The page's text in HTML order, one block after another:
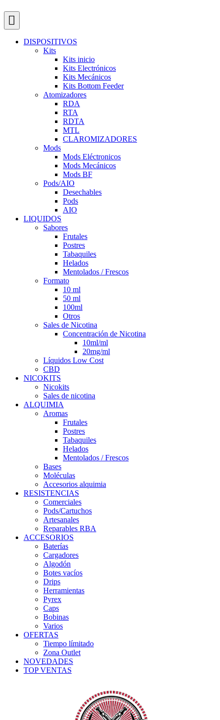
DISPOSITIVOS
Kits
Kits inicio
Kits Electrónicos
Kits Mecánicos
Kits Bottom Feeder
Atomizadores
RDA
RTA
RDTA
MTL
CLAROMIZADORES
Mods
Mods Eléctronicos
Mods Mecánicos
Mods BF
Pods/AIO
Desechables
Pods
AIO
LIQUIDOS
Sabores
Frutales
Postres
Tabaquiles
Helados
Mentolados / Frescos
Formato
10 ml
50 ml
100ml
Otros
Sales de Nicotina
Concentración de Nicotina
10ml/ml
20mg/ml
Líquidos Low Cost
CBD
NICOKITS
Nicokits
Sales de nicotina
ALQUIMIA
Aromas
Frutales
Postres
Tabaquiles
Helados
Mentolados / Frescos
Bases
Moléculas
Accesorios alquimia
RESISTENCIAS
Comerciales
Pods/Cartuchos
Artesanales
Reparables RBA
ACCESORIOS
Baterías
Cargadores
Algodón
Botes vacíos
Drips
Herramientas
Pyrex
Caps
Bobinas
Varios
OFERTAS
Tiempo límitado
Zona Outlet
NOVEDADES
TOP VENTAS